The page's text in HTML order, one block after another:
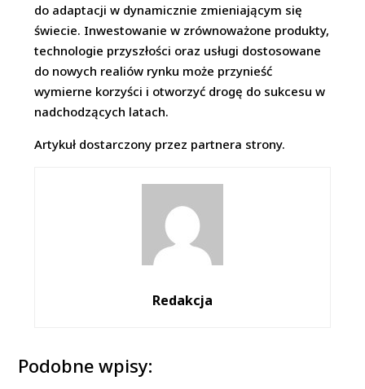
do adaptacji w dynamicznie zmieniającym się
świecie. Inwestowanie w zrównoważone produkty,
technologie przyszłości oraz usługi dostosowane
do nowych realiów rynku może przynieść
wymierne korzyści i otworzyć drogę do sukcesu w
nadchodzących latach.
Artykuł dostarczony przez partnera strony.
Redakcja
Podobne wpisy: